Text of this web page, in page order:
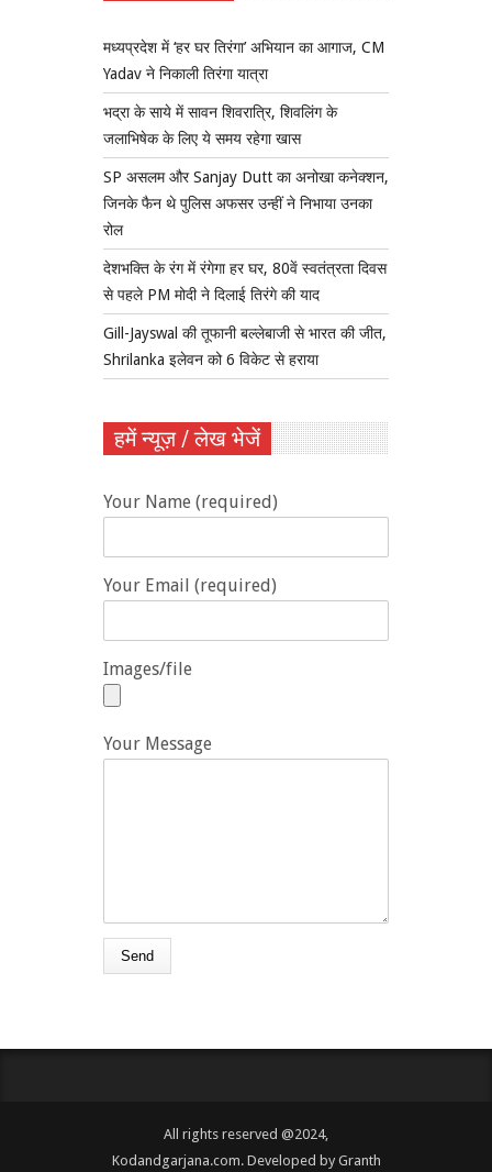
मध्यप्रदेश में ‘हर घर तिरंगा’ अभियान का आगाज, CM
Yadav ने निकाली तिरंगा यात्रा
भद्रा के साये में सावन शिवरात्रि, शिवलिंग के
जलाभिषेक के लिए ये समय रहेगा खास
SP असलम और Sanjay Dutt का अनोखा कनेक्शन,
जिनके फैन थे पुलिस अफसर उन्हीं ने निभाया उनका
रोल
देशभक्ति के रंग में रंगेगा हर घर, 80वें स्वतंत्रता दिवस
से पहले PM मोदी ने दिलाई तिरंगे की याद
Gill-Jayswal की तूफानी बल्लेबाजी से भारत की जीत,
Shrilanka इलेवन को 6 विकेट से हराया
हमें न्यूज़ / लेख भेजें
Your Name (required)
Your Email (required)
Images/file
Your Message
All rights reserved @2024,
Kodandgarjana.com. Developed by Granth